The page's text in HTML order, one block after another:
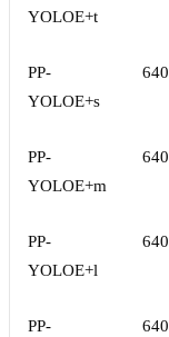
YOLOE+t
PP-
YOLOE+s
640
PP-
YOLOE+m
640
PP-
YOLOE+l
640
PP-
640